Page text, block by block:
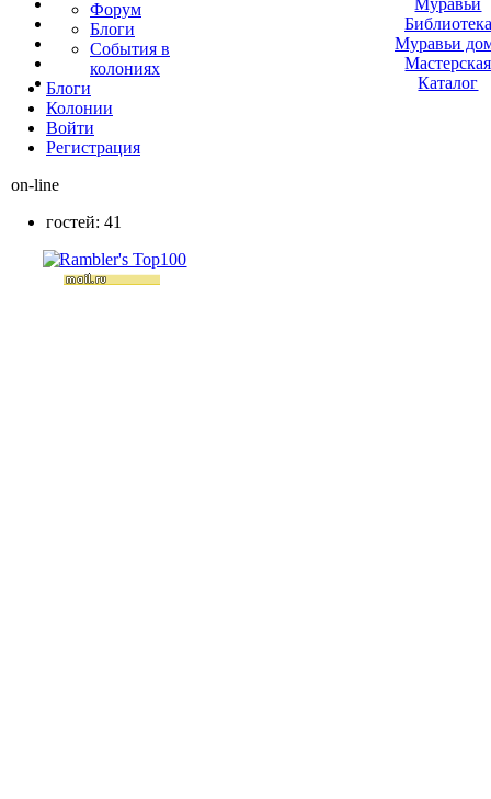
Форум
Блоги
События в
колониях
Блоги
Колонии
Войти
Peгиcтpaция
on-line
гостей: 41
Муравьи
Библиотека
Муравьи
Мастерская
Каталог